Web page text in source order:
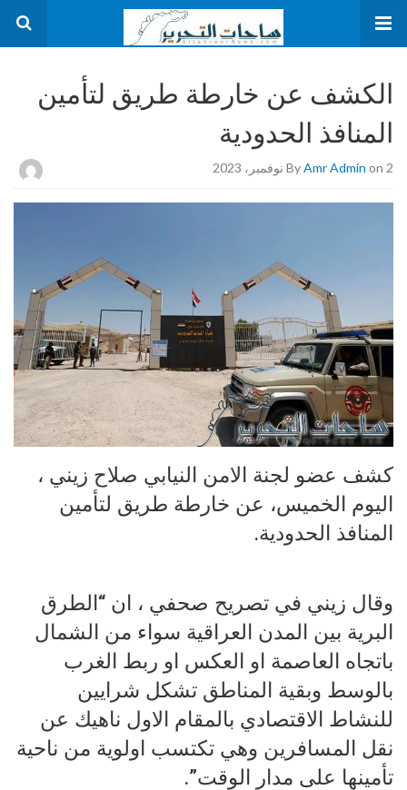
الكشف عن خارطة طريق لتأمين
المنافذ الحدودية
ByAmr Admin on 2 نوفمبر، 2023
كشف عضو لجنة الامن النيابي صلاح زيني ،
اليوم الخميس، عن خارطة طريق لتأمين
المنافذ الحدودية.
وقال زيني في تصريح صحفي ، ان “الطرق
البرية بين المدن العراقية سواء من الشمال
باتجاه العاصمة او العكس او ربط الغرب
بالوسط وبقية المناطق تشكل شرايين
للنشاط الاقتصادي بالمقام الاول ناهيك عن
نقل المسافرين وهي تكتسب اولوية من ناحية
تأمينها على مدار الوقت”.